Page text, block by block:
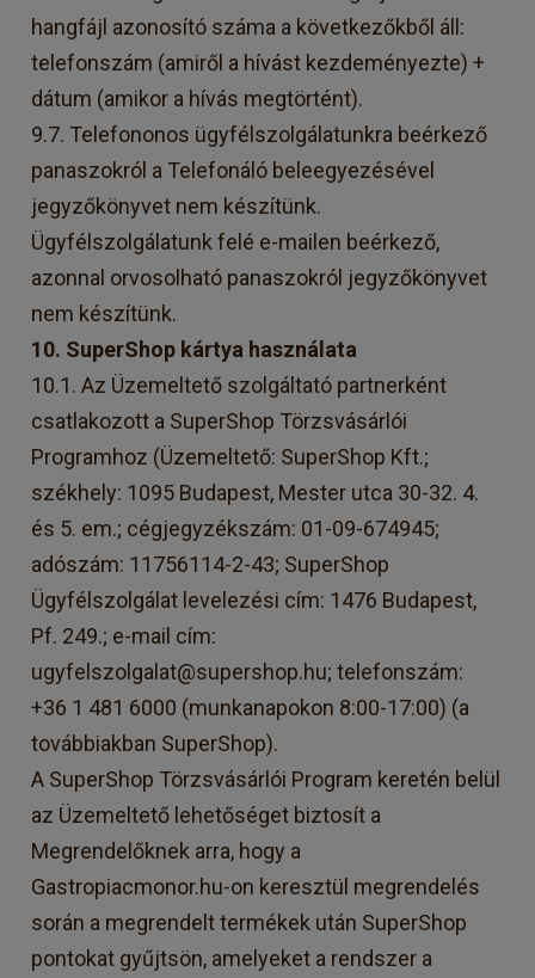
hangfájl azonosító száma a következőkből áll:
telefonszám (amiről a hívást kezdeményezte) +
dátum (amikor a hívás megtörtént).
9.7. Telefononos ügyfélszolgálatunkra beérkező
panaszokról a Telefonáló beleegyezésével
jegyzőkönyvet nem készítünk.
Ügyfélszolgálatunk felé e-mailen beérkező,
azonnal orvosolható panaszokról jegyzőkönyvet
nem készítünk.
10. SuperShop kártya használata
10.1. Az Üzemeltető szolgáltató partnerként
csatlakozott a SuperShop Törzsvásárlói
Programhoz (Üzemeltető: SuperShop Kft.;
székhely: 1095 Budapest, Mester utca 30-32. 4.
és 5. em.; cégjegyzékszám: 01-09-674945;
adószám: 11756114-2-43; SuperShop
Ügyfélszolgálat levelezési cím: 1476 Budapest,
Pf. 249.; e-mail cím:
ugyfelszolgalat@supershop.hu; telefonszám:
+36 1 481 6000 (munkanapokon 8:00-17:00) (a
továbbiakban SuperShop).
A SuperShop Törzsvásárlói Program keretén belül
az Üzemeltető lehetőséget biztosít a
Megrendelőknek arra, hogy a
Gastropiacmonor.hu-on keresztül megrendelés
során a megrendelt termékek után SuperShop
pontokat gyűjtsön, amelyeket a rendszer a